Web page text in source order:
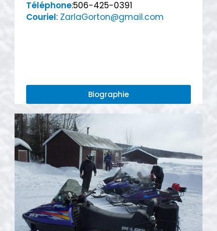
Téléphone:506-425-0391
Couriel: ZarlaGorton@gmail.com
Biographie